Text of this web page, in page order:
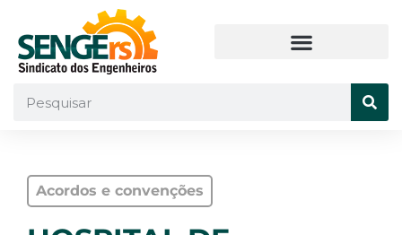
Acordos e convenções